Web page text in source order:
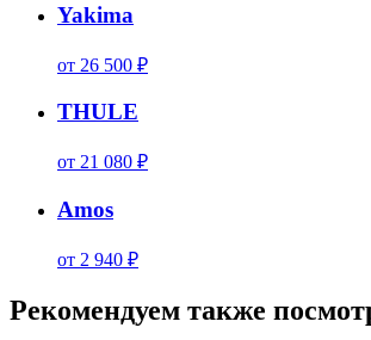
Yakima
от 26 500 ₽
THULE
от 21 080 ₽
Amos
от 2 940 ₽
Рекомендуем также